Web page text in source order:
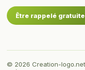
Être rappelé
© 2026 Creation-